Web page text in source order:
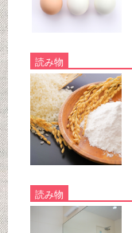
読み物
読み物